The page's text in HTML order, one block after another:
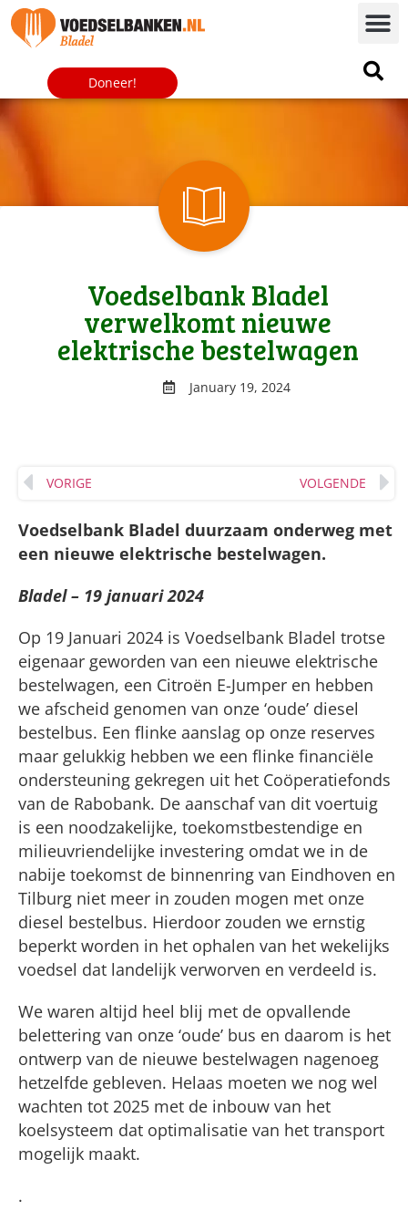
Doneer!
Voedselbank Bladel
verwelkomt nieuwe
elektrische bestelwagen
January 19, 2024
VORIGE VOLGENDE
Voedselbank Bladel duurzaam onderweg met
een nieuwe elektrische bestelwagen.
Bladel – 19 januari 2024
Op 19 Januari 2024 is Voedselbank Bladel trotse
eigenaar geworden van een nieuwe elektrische
bestelwagen, een Citroën E-Jumper en hebben
we afscheid genomen van onze ‘oude’ diesel
bestelbus. Een flinke aanslag op onze reserves
maar gelukkig hebben we een flinke financiële
ondersteuning gekregen uit het Coöperatiefonds
van de Rabobank. De aanschaf van dit voertuig
is een noodzakelijke, toekomstbestendige en
milieuvriendelijke investering omdat we in de
nabije toekomst de binnenring van Eindhoven en
Tilburg niet meer in zouden mogen met onze
diesel bestelbus. Hierdoor zouden we ernstig
beperkt worden in het ophalen van het wekelijks
voedsel dat landelijk verworven en verdeeld is.
We waren altijd heel blij met de opvallende
belettering van onze ‘oude’ bus en daarom is het
ontwerp van de nieuwe bestelwagen nagenoeg
hetzelfde gebleven. Helaas moeten we nog wel
wachten tot 2025 met de inbouw van het
koelsysteem dat optimalisatie van het transport
mogelijk maakt.
.